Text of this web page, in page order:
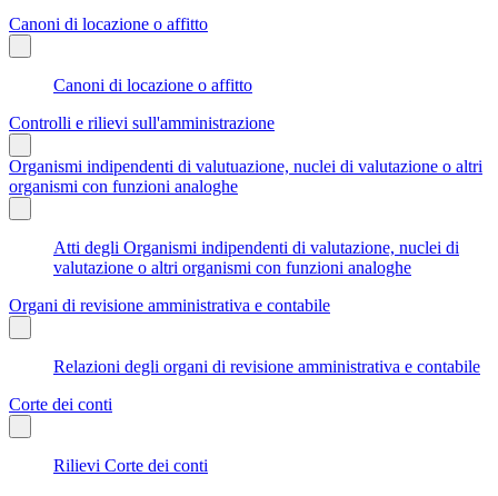
Canoni di locazione o affitto
Canoni di locazione o affitto
Controlli e rilievi sull'amministrazione
Organismi indipendenti di valutuazione, nuclei di valutazione o altri
organismi con funzioni analoghe
Atti degli Organismi indipendenti di valutazione, nuclei di
valutazione o altri organismi con funzioni analoghe
Organi di revisione amministrativa e contabile
Relazioni degli organi di revisione amministrativa e contabile
Corte dei conti
Rilievi Corte dei conti